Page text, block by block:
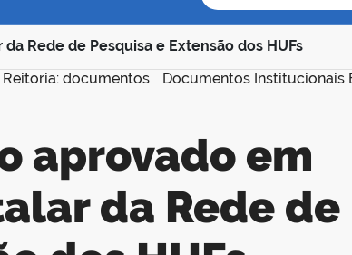
Rede de Pesquisa e Extensão dos HUFs
Reitoria: documentos
Documentos Institucionais
da Rede de